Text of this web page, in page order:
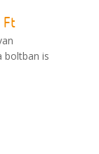
Ft
boltban is